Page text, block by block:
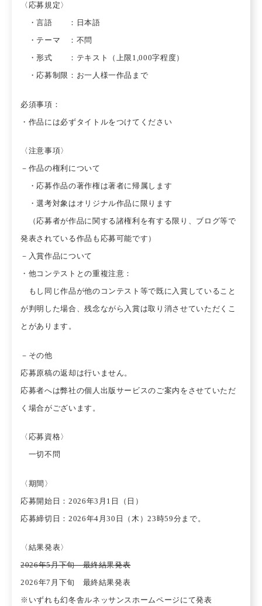
〈応募規定〉
・言語 ：日本語
・テーマ ：不問
・形式 ：テキスト（上限1,000字程度）
・応募制限：お一人様一作品まで
必須事項：
・作品には必ずタイトルをつけてください
〈注意事項〉
－作品の権利について
・応募作品の著作権は著者に帰属します
・選考対象はオリジナル作品に限ります
（応募者が作品に関する諸権利を有する限り、ブログ等で
発表されている作品も応募可能です）
－入賞作品について
・他コンテストとの重複注意：
もし同じ作品が他のコンテスト等で既に入賞していること
が判明した場合、残念ながら入賞は取り消させていただくこ
とがあります。
－その他
応募原稿の返却は行いません。
応募者へは弊社の個人出版サービスのご案内をさせていただ
く場合がございます。
〈応募資格〉
一切不問
〈期間〉
応募開始日：2026年3月1日（日）
応募締切日：2026年4月30日（木）23時59分まで。
〈結果発表〉
2026年5月下旬 最終結果発表
2026年7月下旬 最終結果発表
※いずれも幻冬舎ルネッサンスホームページにて発表